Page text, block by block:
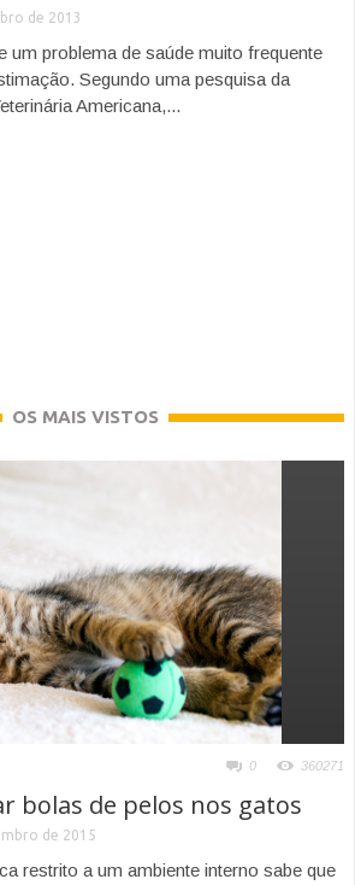
de 2013
um problema de saúde muito frequente
Segundo uma pesquisa da
Americana,...
OS MAIS VISTOS
0 360271
bolas de pelos nos gatos
de 2015
restrito a um ambiente interno sabe que